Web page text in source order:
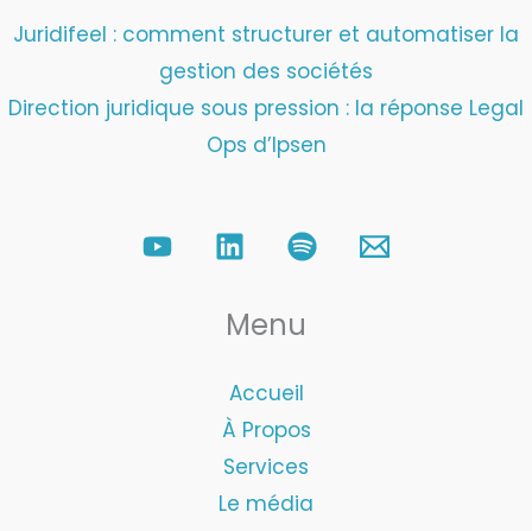
Juridifeel : comment structurer et automatiser la
gestion des sociétés
Direction juridique sous pression : la réponse Legal
Ops d’Ipsen
Menu
Accueil
À Propos
Services
Le média